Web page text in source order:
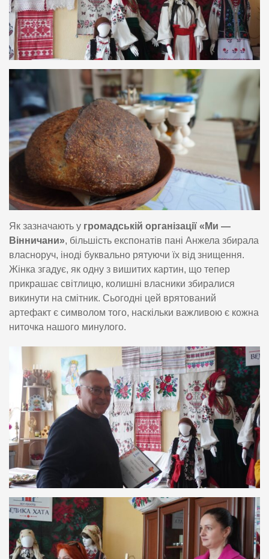
Як зазначають у громадській організації «Ми —
Вінничани», більшість експонатів пані Анжела збирала
власноруч, іноді буквально рятуючи їх від знищення.
Жінка згадує, як одну з вишитих картин, що тепер
прикрашає світлицю, колишні власники збиралися
викинути на смітник. Сьогодні цей врятований
артефакт є символом того, наскільки важливою є кожна
ниточка нашого минулого.